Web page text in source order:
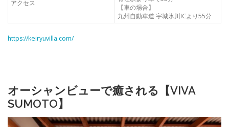
アクセス
【車の場合】
九州自動車道 宇城氷川ICより55分
https://keiryuvilla.com/
オーシャンビューで癒される【VIVA
SUMOTO】